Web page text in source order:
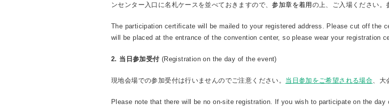
ンセンター入口に名札ケースを並べておきますので、参加章を着用の上、ご入場ください。
The participation certificate will be mailed to your registered address. Please cut off the
will be placed at the entrance of the convention center, so please wear your registration
2. 当日参加受付(Registration on the day of the event)
現地会場での参加受付は行いませんのでご注意ください。 当日参加をご希望される場合、大
Please note that there will be no on-site registration. If you wish to participate on the